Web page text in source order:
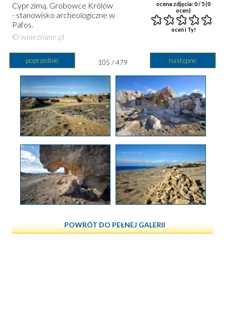
ocena zdjęcia:0/ 5 (0
ocen)
oceń i Ty!
Cypr zimą. Grobowce Królów
- stanowisko archeologiczne w
Pafos.
© wnieznane.pl
poprzednie następne
105 / 479
POWRÓT DO PEŁNEJ GALERII